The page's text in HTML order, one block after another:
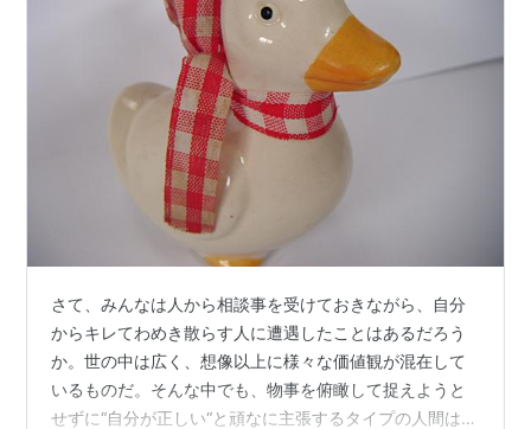
さて、みんなは人から相談事を受けておきながら、自分
からキレてわめき散らす人に遭遇したことはあるだろう
か。世の中は広く、想像以上に様々な価値観が混在して
いるものだ。そんな中でも、物事を俯瞰して捉えようと
せずに“自分が正しい“と頑なに主張するタイプの人間は、